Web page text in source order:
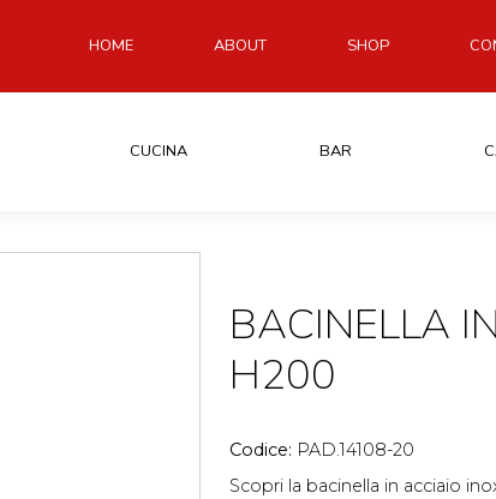
HOME ABOUT SHOP
CUCINA BAR
BACINELLA
H200
Codice: PAD.14108-20
Scopri la bacinella in acciaio